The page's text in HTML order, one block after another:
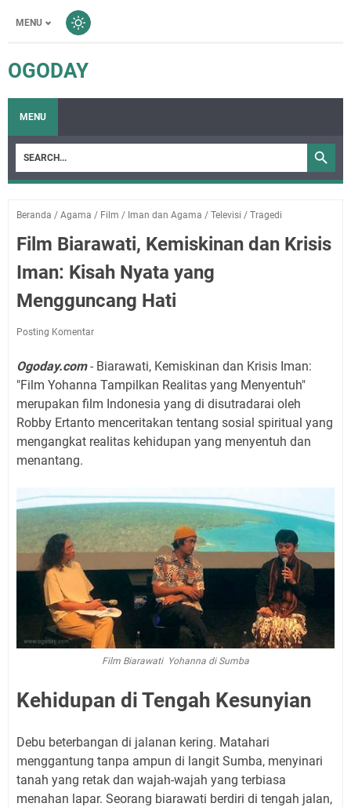
MENU
OGODAY
MENU
Beranda / Agama / Film / Iman dan Agama / Televisi / Tragedi
Film Biarawati, Kemiskinan dan Krisis
Iman: Kisah Nyata yang
Mengguncang Hati
Posting Komentar
Ogoday.com- Biarawati, Kemiskinan dan Krisis Iman:
"Film Yohanna Tampilkan Realitas yang Menyentuh"
merupakan film Indonesia yang di disutradarai oleh
Robby Ertanto menceritakan tentang sosial spiritual yang
mengangkat realitas kehidupan yang menyentuh dan
menantang.
Film Biarawati Yohanna di Sumba
Kehidupan di Tengah Kesunyian
Debu beterbangan di jalanan kering. Matahari
menggantung tanpa ampun di langit Sumba, menyinari
tanah yang retak dan wajah-wajah yang terbiasa
menahan lapar. Seorang biarawati berdiri di tengah jalan,